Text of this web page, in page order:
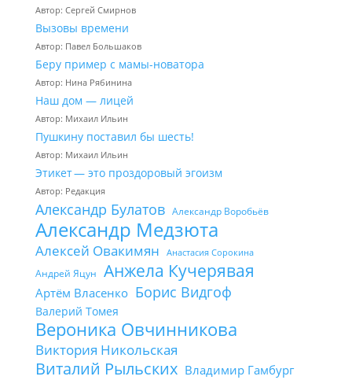
Автор: Сергей Смирнов
Вызовы времени
Автор: Павел Большаков
Беру пример с мамы-новатора
Автор: Нина Рябинина
Наш дом — лицей
Автор: Михаил Ильин
Пушкину поставил бы шесть!
Автор: Михаил Ильин
Этикет — это проздоровый эгоизм
Автор: Редакция
Александр Булатов Александр Воробьёв
Александр Медзюта
Алексей Овакимян Анастасия Сорокина
Андрей Яцун Анжела Кучерявая
Артём Власенко Борис Видгоф
Валерий Томея
Вероника Овчинникова
Виктория Никольская
Виталий Рыльских Владимир Гамбург